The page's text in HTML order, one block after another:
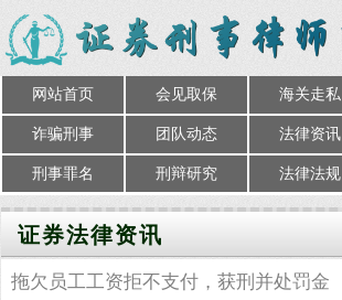
网站首页 会见取保 海关走私
诈骗刑事 团队动态 法律资讯
刑事罪名 刑辩研究 法律法规
证券法律资讯
拖欠员工工资拒不支付，获刑并处罚金